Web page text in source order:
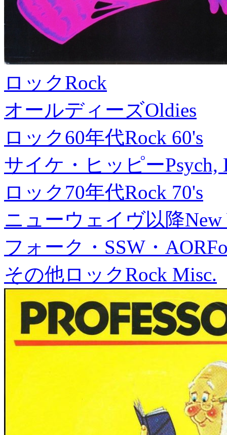
ロックRock
オールディーズOldies
ロック60年代Rock 60's
サイケ・ヒッピーPsych,
ロック70年代Rock 70's
ニューウェイヴ以降New
フォーク・SSW・AOR
その他ロックRock Misc.